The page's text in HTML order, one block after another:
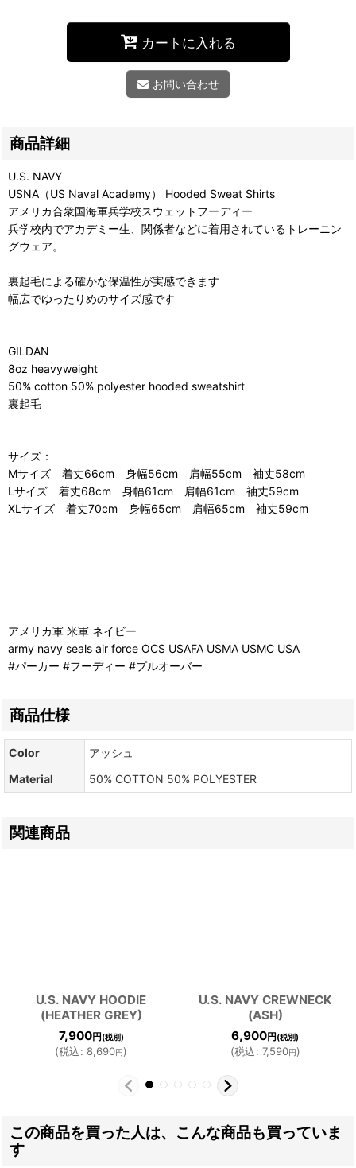
カートに入れる
お問い合わせ
商品詳細
U.S. NAVY
USNA（US Naval Academy） Hooded Sweat Shirts
アメリカ合衆国海軍兵学校スウェットフーディー
兵学校内でアカデミー生、関係者などに着用されているトレーニン
グウェア。
裏起毛による確かな保温性が実感できます
幅広でゆったりめのサイズ感です
GILDAN
8oz heavyweight
50% cotton 50% polyester hooded sweatshirt
裏起毛
サイズ：
Mサイズ 着丈66cm 身幅56cm 肩幅55cm 袖丈58cm
Lサイズ 着丈68cm 身幅61cm 肩幅61cm 袖丈59cm
XLサイズ 着丈70cm 身幅65cm 肩幅65cm 袖丈59cm
アメリカ軍 米軍 ネイビー
army navy seals air force OCS USAFA USMA USMC USA
#パーカー #フーディー #プルオーバー
商品仕様
Color
アッシュ
Material
50% COTTON 50% POLYESTER
関連商品
U.S. NAVY HOODIE
(HEATHER GREY)
7,900円 (税別)
(税込: 8,690円)
U.S. NAVY CREWNECK
(ASH)
6,900円 (税別)
(税込: 7,590円)
この商品を買った人は、こんな商品も買っていま
す